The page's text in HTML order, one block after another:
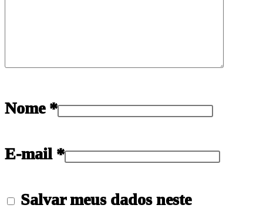
Nome *
E-mail *
Salvar meus dados neste